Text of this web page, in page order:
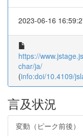
2023-06-16
https://
char/ja/
(info:doi/10.4109/
言及状況
変動（ピーク前後）